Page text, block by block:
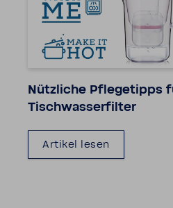
Nütz­liche Pfle­ge­tipps
Tisch­was­ser­filter
Artikel lesen